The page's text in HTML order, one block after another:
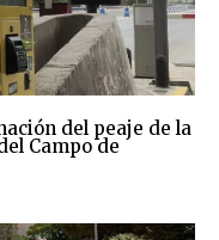
del peaje de la
Campo de